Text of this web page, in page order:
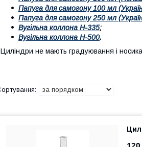
Папуга для самогону 100 мл
Папуга для самогону 250 мл
Вугільна коллона Н-335;
Вугільна коллона Н-500.
Циліндри не мають градуювання і